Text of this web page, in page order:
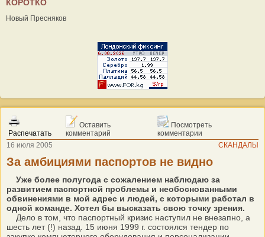
КОРОТКО
Новый Пресняков
Распечатать
Оставить
комментарий
Посмотреть
комментарии
16 июля 2005
СКАНДАЛЫ
За амбициями паспортов не видно
Уже более полугода с сожалением наблюдаю за
развитием паспортной проблемы и необоснованными
обвинениями в мой адрес и людей, с которыми работал в
одной команде. Хотел бы высказать свою точку зрения.
Дело в том, что паспортный кризис наступил не внезапно, а
шесть лет (!) назад. 15 июня 1999 г. состоялся тендер по